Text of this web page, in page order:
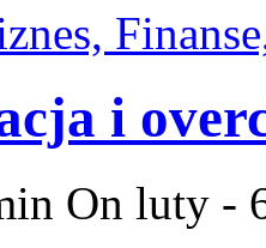
i
On luty -